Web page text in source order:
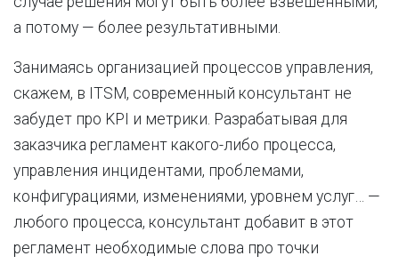
а потому — более результативными.
Занимаясь организацией процессов управления,
скажем, в ITSM, современный консультант не
забудет про KPI и метрики. Разрабатывая для
заказчика регламент какого-либо процесса,
управления инцидентами, проблемами,
конфигурациями, изменениями, уровнем услуг… —
любого процесса, консультант добавит в этот
регламент необходимые слова про точки